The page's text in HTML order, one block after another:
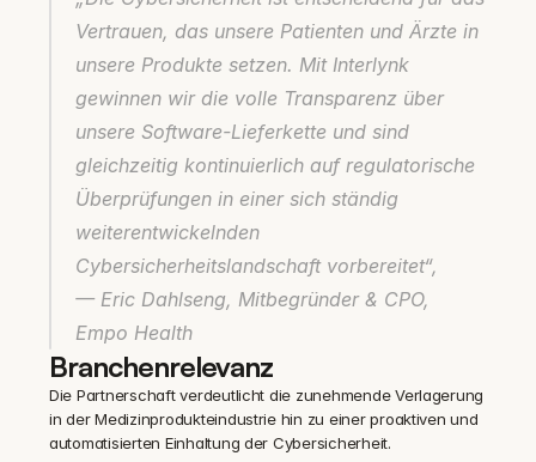
Vertrauen, das unsere Patienten und Ärzte in
unsere Produkte setzen. Mit Interlynk
gewinnen wir die volle Transparenz über
unsere Software-Lieferkette und sind
gleichzeitig kontinuierlich auf regulatorische
Überprüfungen in einer sich ständig
weiterentwickelnden
Cybersicherheitslandschaft vorbereitet“,
— Eric Dahlseng, Mitbegründer & CPO,
Empo Health
Branchenrelevanz
Die Partnerschaft verdeutlicht die zunehmende Verlagerung
in der Medizinprodukteindustrie hin zu einer proaktiven und
automatisierten Einhaltung der Cybersicherheit.